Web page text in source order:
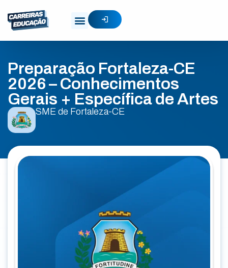
Preparação Fortaleza-CE
2026 – Conhecimentos
Gerais + Específica de Artes
SME de Fortaleza-CE